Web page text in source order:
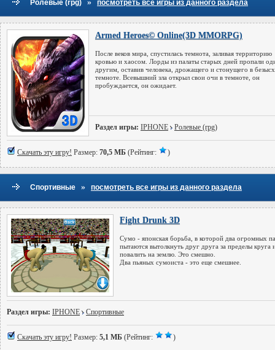
Ролевые (rpg) » посмотреть все игры из данного раздела
Armed Heroes© Online(3D MMORPG)
После веков мира, спустилась темнота, заливая территорию
кровью и хаосом. Лорды из палаты старых дней пропали
другим, оставив человека, дрожащего и стонущего в
темноте. Всевышний зла открыл свои очи в темноте, он
пробуждается, он ожидает.
Раздел игры: IPHONE Ролевые (rpg)
Скачать эту игру! Размер: 70,5 МБ (Рейтинг: )
Спортивные » посмотреть все игры из данного раздела
Fight Drunk 3D
Сумо - японская борьба, в которой два огромных
пытаются вытолкнуть друг друга за пределы круга
повалить на землю. Это смешно.
Два пьяных сумоиста - это еще смешнее.
Раздел игры: IPHONE Спортивные
Скачать эту игру! Размер: 5,1 МБ (Рейтинг: )